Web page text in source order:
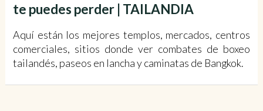
te puedes perder | TAILANDIA
Aquí están los mejores templos, mercados, centros
comerciales, sitios donde ver combates de boxeo
tailandés, paseos en lancha y caminatas de Bangkok.